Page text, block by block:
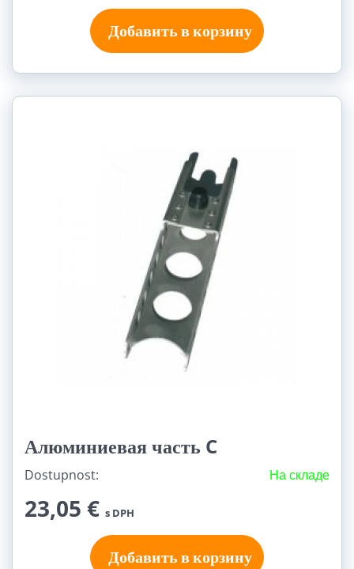
Добавить в корзину
Алюминиевая часть C
Dostupnost: На складе
23,05 € s DPH
Добавить в корзину